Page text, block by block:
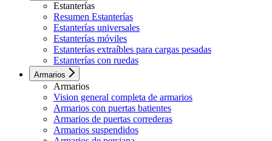
Estanterías
Resumen Estanterías
Estanterías universales
Estanterías móviles
Estanterías extraíbles para cargas pesadas
Estanterías con ruedas
Armarios
Armarios
Vision general completa de armarios
Armarios con puertas batientes
Armarios de puertas correderas
Armarios suspendidos